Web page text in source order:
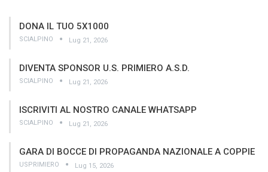
DONA IL TUO 5X1000
SCIALPINO Lug 21, 2026
DIVENTA SPONSOR U.S. PRIMIERO A.S.D.
SCIALPINO Lug 21, 2026
ISCRIVITI AL NOSTRO CANALE WHATSAPP
SCIALPINO Lug 21, 2026
GARA DI BOCCE DI PROPAGANDA NAZIONALE A COPPIE
USPRIMIERO Lug 15, 2026